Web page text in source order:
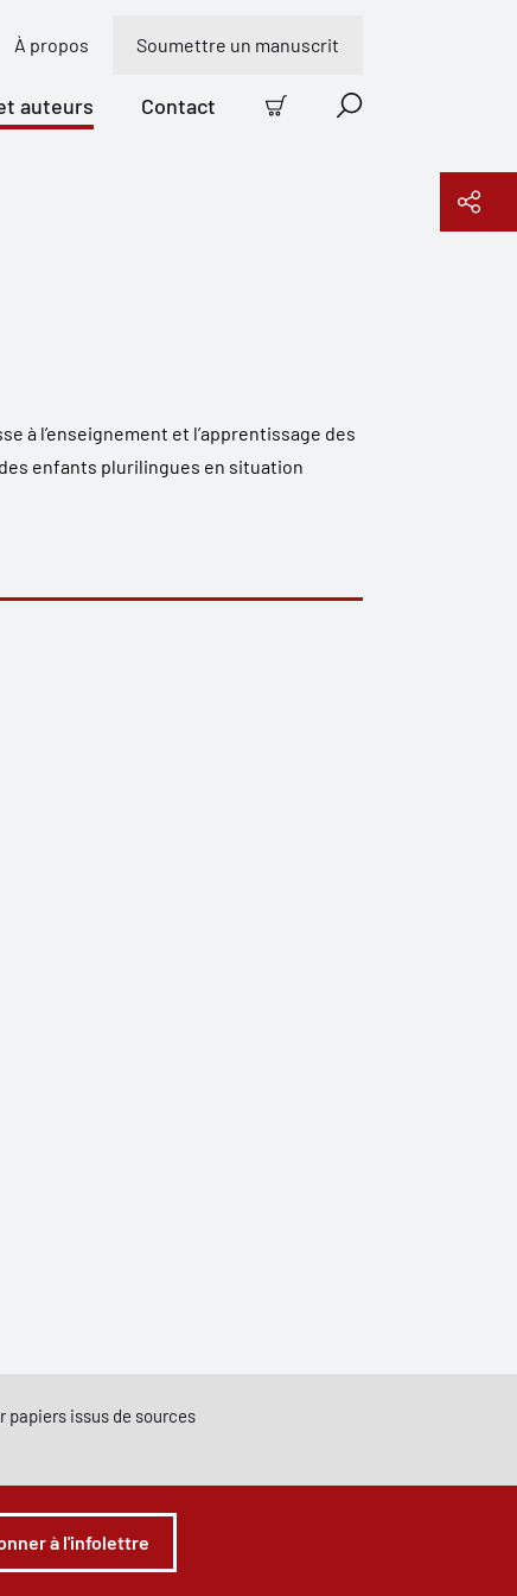
À propos Soumettre un manuscrit
auteurs Contact
Panier Recherche
à l’enseignement et l’apprentissage des
enfants plurilingues en situation
papiers issus de sources
à l'infolettre